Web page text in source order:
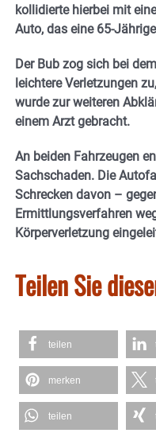
kollidierte hierbei mit
Auto, das eine 65-
Der Bub zog sich bei
leichtere Verletzungen
wurde zur weiteren
einem Arzt gebracht.
An beiden Fahrzeugen
Sachschaden. Die
Schrecken davon –
Ermittlungsverfahren
Körperverletzung
Teilen Sie
teilen
merken
teilen